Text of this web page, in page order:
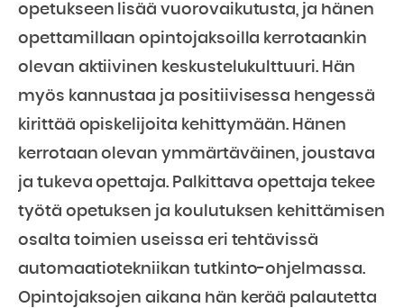
opetukseen lisää vuorovaikutusta, ja hänen
opettamillaan opintojaksoilla kerrotaankin
olevan aktiivinen keskustelukulttuuri. Hän
myös kannustaa ja positiivisessa hengessä
kirittää opiskelijoita kehittymään. Hänen
kerrotaan olevan ymmärtäväinen, joustava
ja tukeva opettaja. Palkittava opettaja tekee
työtä opetuksen ja koulutuksen kehittämisen
osalta toimien useissa eri tehtävissä
automaatiotekniikan tutkinto-ohjelmassa.
Opintojaksojen aikana hän kerää palautetta